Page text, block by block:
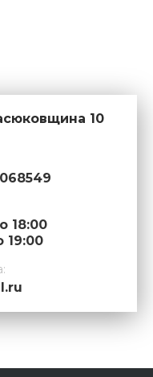
10
18:00
19:00